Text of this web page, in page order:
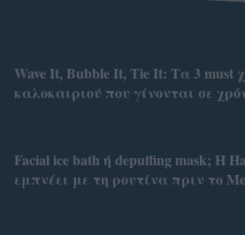
Wave It, Bubble It, Tie It: Τα 3 must
καλοκαιριού που γίνονται σε
Facial ice bath ή depuffing mask; Η
εμπνέει με τη ρουτίνα πριν το